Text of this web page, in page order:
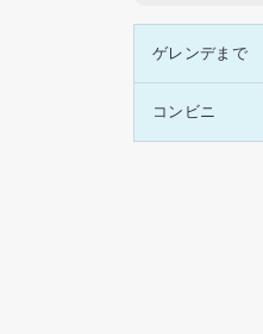
ゲレンデまで
コンビニ